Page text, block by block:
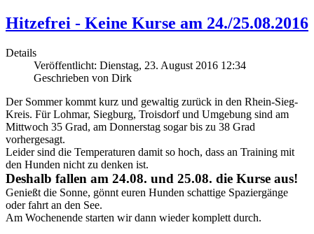
Hitzefrei - Keine Kurse am 24./25.08.2016
Details
Veröffentlicht: Dienstag, 23. August 2016 12:34
Geschrieben von Dirk
Der Sommer kommt kurz und gewaltig zurück in den Rhein-Sieg-
Kreis. Für Lohmar, Siegburg, Troisdorf und Umgebung sind am
Mittwoch 35 Grad, am Donnerstag sogar bis zu 38 Grad
vorhergesagt.
Leider sind die Temperaturen damit so hoch, dass an Training mit
den Hunden nicht zu denken ist.
Deshalb fallen am 24.08. und 25.08. die Kurse aus!
Genießt die Sonne, gönnt euren Hunden schattige Spaziergänge
oder fahrt an den See.
Am Wochenende starten wir dann wieder komplett durch.